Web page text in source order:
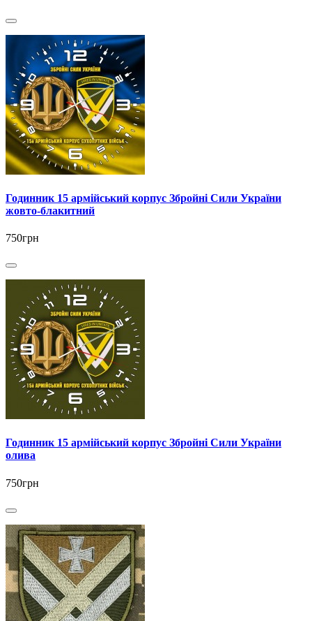
Годинник 15 армійський корпус Збройні Сили України
жовто-блакитний
750грн
Годинник 15 армійський корпус Збройні Сили України
олива
750грн